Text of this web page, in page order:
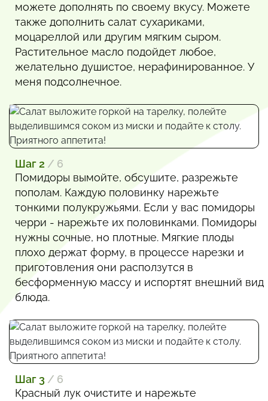
можете дополнять по своему вкусу. Можете
также дополнить салат сухариками,
моцареллой или другим мягким сыром.
Растительное масло подойдет любое,
желательно душистое, нерафинированное. У
меня подсолнечное.
Шаг 2 / 6
Помидоры вымойте, обсушите, разрежьте
пополам. Каждую половинку нарежьте
тонкими полукружьями. Если у вас помидоры
черри - нарежьте их половинками. Помидоры
нужны сочные, но плотные. Мягкие плоды
плохо держат форму, в процессе нарезки и
приготовления они расползутся в
бесформенную массу и испортят внешний вид
блюда.
Шаг 3 / 6
Красный лук очистите и нарежьте